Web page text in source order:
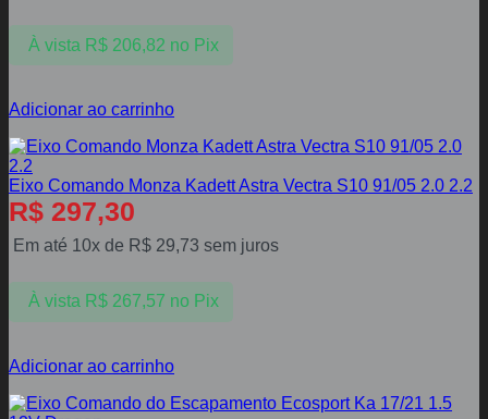
À vista R$206,82 no Pix
Adicionar ao carrinho
Eixo Comando Monza Kadett Astra Vectra S10 91/05 2.0 2.2
R$ 297,30
Em até 10x de R$ 29,73 sem juros
À vista R$267,57 no Pix
Adicionar ao carrinho